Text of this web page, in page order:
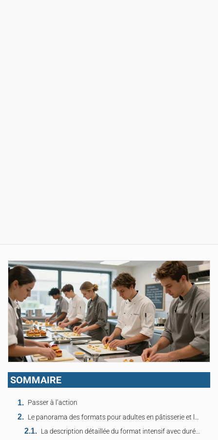
SOMMAIRE
Passer à l’action
Le panorama des formats pour adultes en pâtisserie et leurs caractéristiques pratiques.
La description détaillée du format intensif avec durée, rythme et débouchés réels.